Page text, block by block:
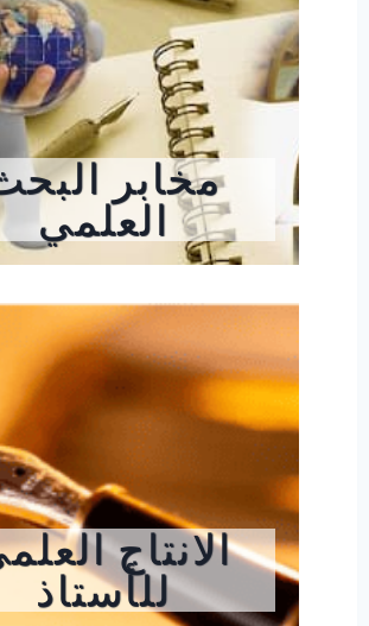
مخابر
العلمي
الانتاج
للأستاذ